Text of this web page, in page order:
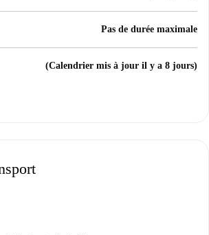
Pas de durée maximale
(Calendrier mis à jour il y a 8 jours)